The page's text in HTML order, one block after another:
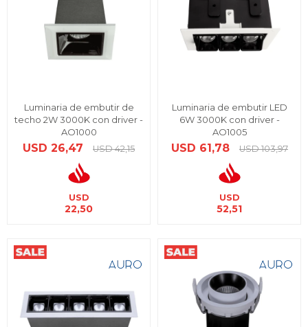
Luminaria de embutir de
techo 2W 3000K con driver -
AO1000
USD 26,47 USD 42,15
USD
22,50
Luminaria de embutir LED
6W 3000K con driver -
AO1005
USD 61,78 USD 103,97
USD
52,51